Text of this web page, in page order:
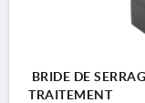
BRIDE DE
TRAITEMENT